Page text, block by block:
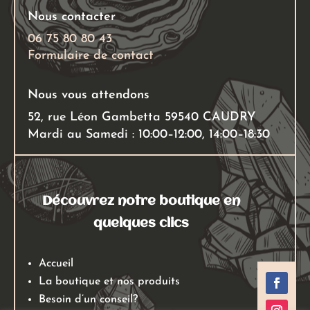
sur
la
page
du
Nous contacter
06 75 80 80 43
Formulaire de contact
Nous vous attendons
52, rue Léon Gambetta 59540 CAUDRY
Mardi au Samedi : 10:00–12:00, 14:00–18:30
Découvrez notre boutique en
quelques clics
Accueil
La boutique et nos produits
Besoin d’un conseil?